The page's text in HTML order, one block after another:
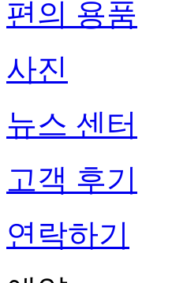
편의 용품
사진
뉴스 센터
고객 후기
연락하기